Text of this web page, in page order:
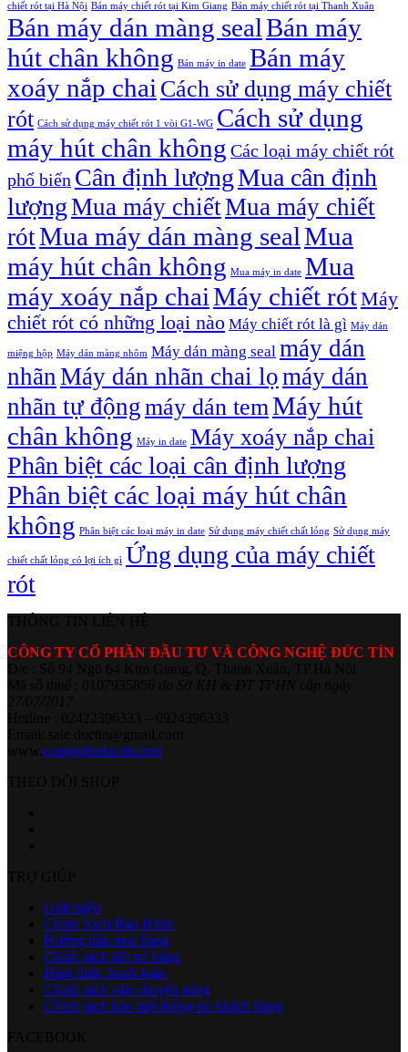
chiết rót tại Hà Nội Bán máy chiết rót tại Kim Giang Bán máy chiết rót tại Thanh Xuân
Bán máy dán màng sealBán máy
hút chân không Bán máy in date Bán máy
xoáy nắp chai Cách sử dụng máy chiết
rót Cách sử dụng máy chiết rót 1 vòi G1-WG Cách sử dụng
máy hút chân không Các loại máy chiết rót
phổ biến Cân định lượngMua cân định
lượngMua máy chiếtMua máy chiết
rótMua máy dán màng sealMua
máy hút chân không Mua máy in date Mua
máy xoáy nắp chaiMáy chiết rótMáy
chiết rót có những loại nào Máy chiết rót là gì Máy dán
miệng hộp Máy dán màng nhôm Máy dán màng seal máy dán
nhãnMáy dán nhãn chai lọmáy dán
nhãn tự độngmáy dán temMáy hút
chân không Máy in date Máy xoáy nắp chai
Phân biệt các loại cân định lượng
Phân biệt các loại máy hút chân
không Phân biệt các loại máy in date Sử dụng máy chiết chất lỏng Sử dụng máy
chiết chất lỏng có lợi ích gì Ứng dụng của máy chiết
rót
CÔNG TY CỔ PHẦN ĐẦU TƯ VÀ CÔNG NGHỆ ĐỨC TÍN
congngheductin.com
Giới thiệu
Chính Sách Bảo Hành
Hướng dẫn mua hàng
Chính sách đổi trả hàng
Hình thức thanh toán
Chính sách vận chuyển hàng
Chính sách bảo mật thông tin khách hàng